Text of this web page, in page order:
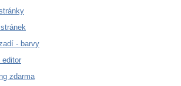
- barvy
editor
zdarma